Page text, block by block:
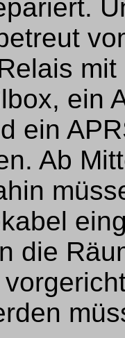
ein
ein
Ab
die